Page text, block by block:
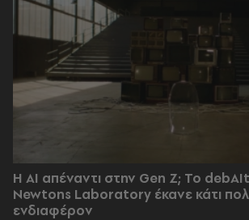
Η AI απέναντι στην Gen Z; Το
Newtons Laboratory έκανε κάτι
ενδιαφέρον